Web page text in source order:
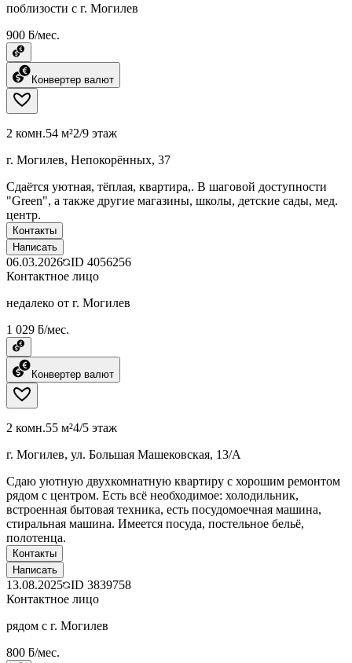
поблизости с г. Могилев
900 ƃ/мес.
Конвертер валют
2 комн.54 м²2/9 этаж
г. Могилев, Непокорённых, 37
Сдаётся уютная, тёплая, квартира,. В шаговой доступности
"Green", а также другие магазины, школы, детские сады, мед.
центр.
Контакты
Написать
06.03.2026 ID 4056256
Контактное лицо
недалеко от г. Могилев
1 029 ƃ/мес.
Конвертер валют
2 комн.55 м²4/5 этаж
г. Могилев, ул. Большая Машековская, 13/А
Сдаю уютную двухкомнатную квартиру с хорошим ремонтом
рядом с центром. Есть всё необходимое: холодильник,
встроенная бытовая техника, есть посудомоечная машина,
стиральная машина. Имеется посуда, постельное бельё,
полотенца.
Контакты
Написать
13.08.2025 ID 3839758
Контактное лицо
рядом с г. Могилев
800 ƃ/мес.